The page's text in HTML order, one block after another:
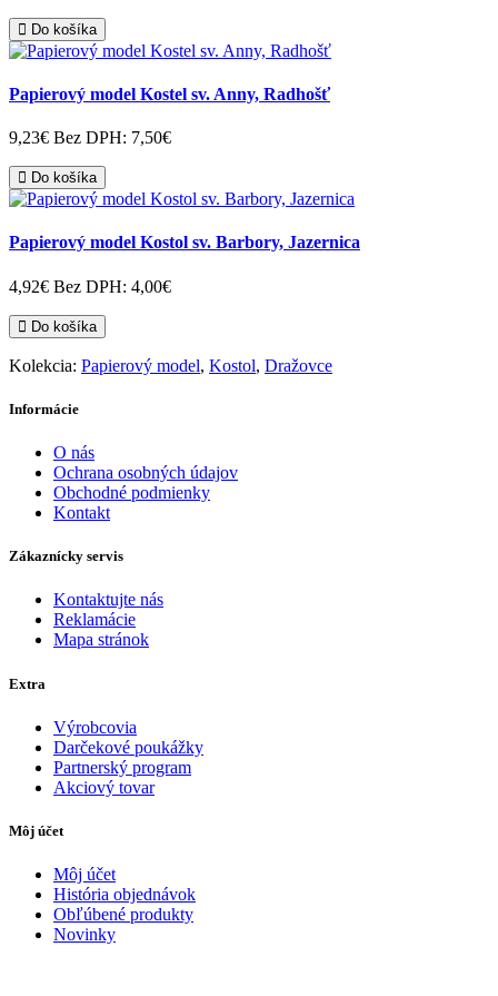
Do košíka
Papierový model Kostel sv. Anny, Radhošť
9,23€ Bez DPH: 7,50€
Do košíka
Papierový model Kostol sv. Barbory, Jazernica
4,92€ Bez DPH: 4,00€
Do košíka
Kolekcia: Papierový model, Kostol, Dražovce
Informácie
O nás
Ochrana osobných údajov
Obchodné podmienky
Kontakt
Zákaznícky servis
Kontaktujte nás
Reklamácie
Mapa stránok
Extra
Výrobcovia
Darčekové poukážky
Partnerský program
Akciový tovar
Môj účet
Môj účet
História objednávok
Obľúbené produkty
Novinky